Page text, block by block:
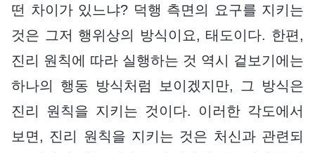
떤 차이가 있느냐? 덕행 측면의 요구를 지키는
것은 그저 행위상의 방식이요, 태도이다. 한편,
진리 원칙에 따라 실행하는 것 역시 겉보기에는
하나의 행동 방식처럼 보이겠지만, 그 방식은
진리 원칙을 지키는 것이다. 이러한 각도에서
보면, 진리 원칙을 지키는 것은 처신과 관련되